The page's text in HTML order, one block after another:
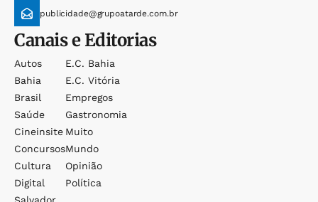
publicidade@grupoatarde.com.br
Canais e Editorias
Autos
Bahia
Brasil
Saúde
Cineinsite
Concursos
Cultura
Digital
Salvador
E.c. Bahia
E.c. Vitória
Empregos
Gastronomia
Muito
Mundo
Opinião
Política